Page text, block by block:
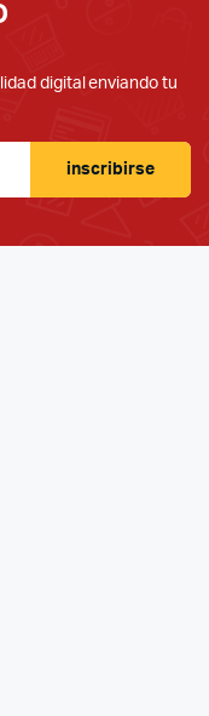
digital enviando tu
inscribirse